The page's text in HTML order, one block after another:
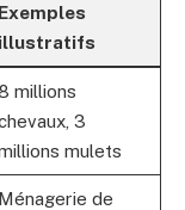
Exemples
illustratifs
millions
3
mulets
Ménagerie de